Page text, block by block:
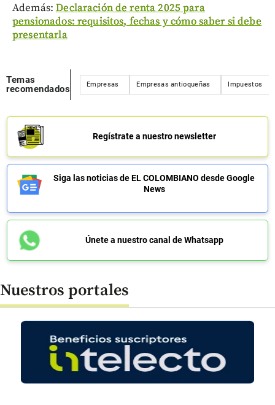
Además:Declaración de renta 2025 para
pensionados: requisitos, fechas y cómo saber si debe
presentarla
Temas
recomendados
Empresas Empresas antioqueñas Impuestos
Regístrate a nuestro newsletter
Siga las noticias de EL COLOMBIANO desde Google
News
Únete a nuestro canal de Whatsapp
Nuestros portales